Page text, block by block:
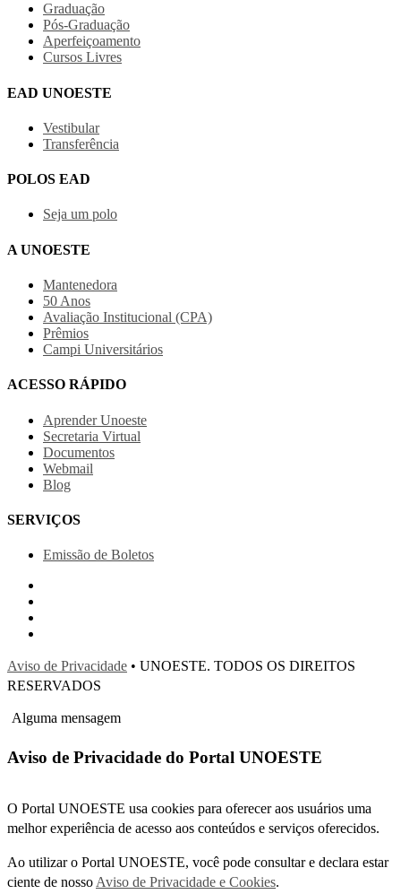
Graduação
Pós-Graduação
Aperfeiçoamento
Cursos Livres
EAD UNOESTE
Vestibular
Transferência
POLOS EAD
Seja um polo
A UNOESTE
Mantenedora
50 Anos
Avaliação Institucional (CPA)
Prêmios
Campi Universitários
ACESSO RÁPIDO
Aprender Unoeste
Secretaria Virtual
Documentos
Webmail
Blog
SERVIÇOS
Emissão de Boletos
Aviso de Privacidade • UNOESTE. TODOS OS DIREITOS
RESERVADOS
Alguma mensagem
Aviso de Privacidade do Portal UNOESTE
O Portal UNOESTE usa cookies para oferecer aos usuários uma
melhor experiência de acesso aos conteúdos e serviços oferecidos.
Ao utilizar o Portal UNOESTE, você pode consultar e declara estar
ciente de nosso Aviso de Privacidade e Cookies.